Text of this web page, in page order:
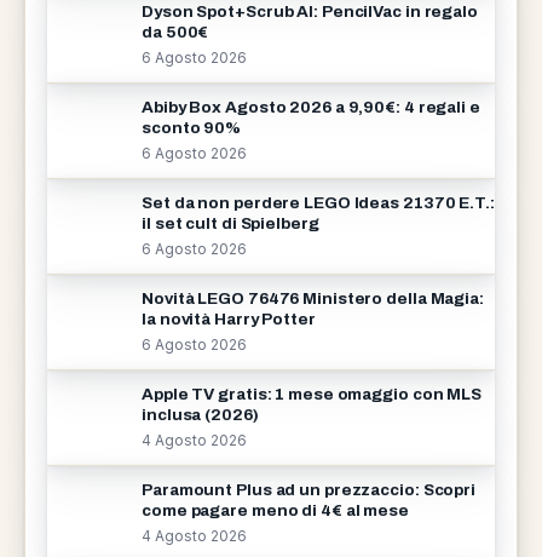
Dyson Spot+Scrub AI: PencilVac in regalo
da 500€
6 Agosto 2026
Abiby Box Agosto 2026 a 9,90€: 4 regali e
sconto 90%
6 Agosto 2026
Set da non perdere LEGO Ideas 21370 E.T.:
il set cult di Spielberg
6 Agosto 2026
Novità LEGO 76476 Ministero della Magia:
la novità Harry Potter
6 Agosto 2026
Apple TV gratis: 1 mese omaggio con MLS
inclusa (2026)
4 Agosto 2026
Paramount Plus ad un prezzaccio: Scopri
come pagare meno di 4€ al mese
4 Agosto 2026